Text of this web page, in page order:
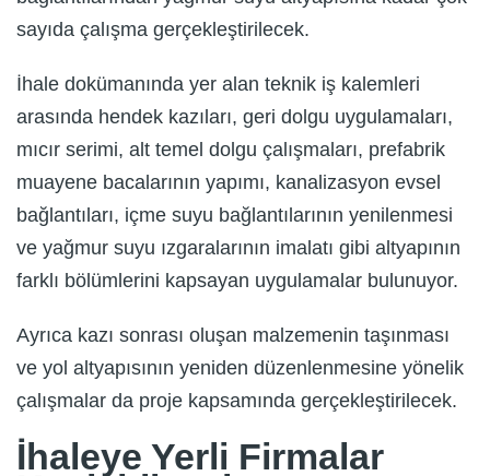
sayıda çalışma gerçekleştirilecek.
İhale dokümanında yer alan teknik iş kalemleri
arasında hendek kazıları, geri dolgu uygulamaları,
mıcır serimi, alt temel dolgu çalışmaları, prefabrik
muayene bacalarının yapımı, kanalizasyon evsel
bağlantıları, içme suyu bağlantılarının yenilenmesi
ve yağmur suyu ızgaralarının imalatı gibi altyapının
farklı bölümlerini kapsayan uygulamalar bulunuyor.
Ayrıca kazı sonrası oluşan malzemenin taşınması
ve yol altyapısının yeniden düzenlenmesine yönelik
çalışmalar da proje kapsamında gerçekleştirilecek.
İhaleye Yerli Firmalar